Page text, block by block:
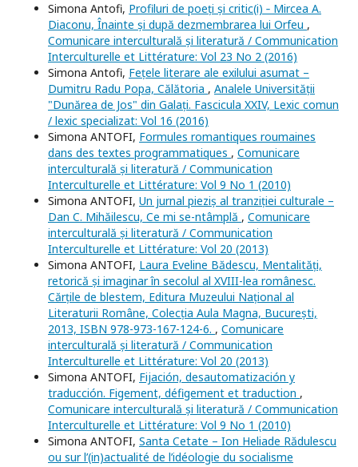
Simona Antofi, Profiluri de poeți și critic(i) ‐ Mircea A.
Diaconu, Înainte și după dezmembrarea lui Orfeu ,
Comunicare interculturală și literatură / Communication
Interculturelle et Littérature: Vol 23 No 2 (2016)
Simona Antofi, Fețele literare ale exilului asumat –
Dumitru Radu Popa, Călătoria , Analele Universității
"Dunărea de Jos" din Galați. Fascicula XXIV, Lexic comun
/ lexic specializat: Vol 16 (2016)
Simona ANTOFI, Formules romantiques roumaines
dans des textes programmatiques , Comunicare
interculturală și literatură / Communication
Interculturelle et Littérature: Vol 9 No 1 (2010)
Simona ANTOFI, Un jurnal pieziș al tranziției culturale –
Dan C. Mihăilescu, Ce mi se-ntâmplă , Comunicare
interculturală și literatură / Communication
Interculturelle et Littérature: Vol 20 (2013)
Simona ANTOFI, Laura Eveline Bădescu, Mentalități,
retorică și imaginar în secolul al XVIII-lea românesc.
Cărțile de blestem, Editura Muzeului Național al
Literaturii Române, Colecția Aula Magna, București,
2013, ISBN 978-973-167-124-6. , Comunicare
interculturală și literatură / Communication
Interculturelle et Littérature: Vol 20 (2013)
Simona ANTOFI, Fijación, desautomatización y
traducción. Figement, défigement et traduction ,
Comunicare interculturală și literatură / Communication
Interculturelle et Littérature: Vol 9 No 1 (2010)
Simona ANTOFI, Santa Cetate – Ion Heliade Rădulescu
ou sur l’(in)actualité de l’idéologie du socialisme